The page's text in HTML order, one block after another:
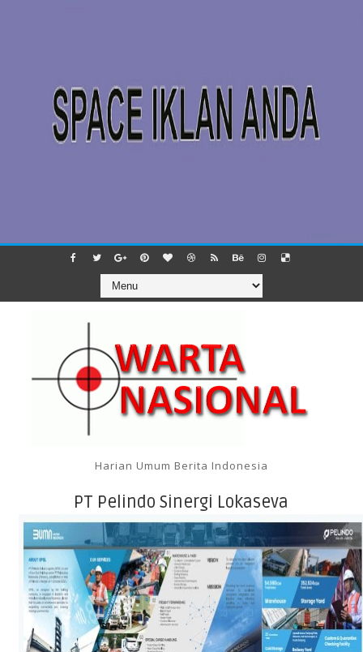
Harian Umum Berita Indonesia
PT Pelindo Sinergi Lokaseva